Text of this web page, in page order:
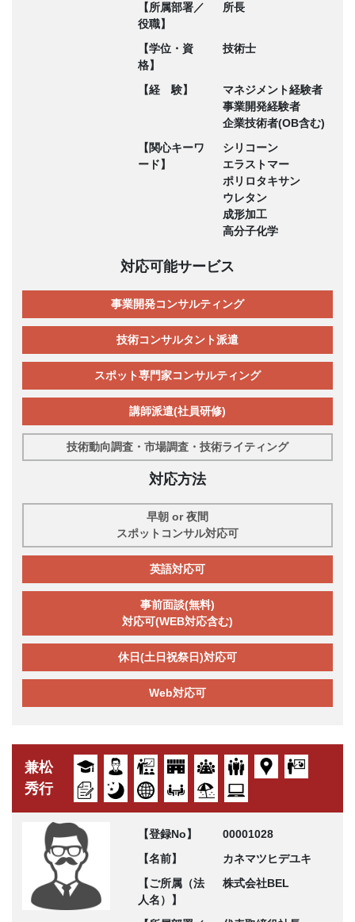
【所属部署／
役職】
所長
【学位・資
格】
技術士
【経 験】
マネジメント経験者
事業開発経験者
企業技術者(OB含む)
【関心キーワ
ード】
シリコーン
エラストマー
ポリロタキサン
ウレタン
成形加工
高分子化学
対応可能サービス
事業開発コンサルティング
技術コンサルタント派遣
スポット専門家コンサルティング
講師派遣(社員研修)
技術動向調査・市場調査・技術ライティング
対応方法
早朝 or 夜間
スポットコンサル対応可
英語対応可
事前面談(無料)
対応可(WEB対応含む)
休日(土日祝祭日)対応可
Web対応可
兼松
秀行
【登録No】
00001028
【名前】
カネマツヒデユキ
【ご所属（法
人名）】
株式会社BEL